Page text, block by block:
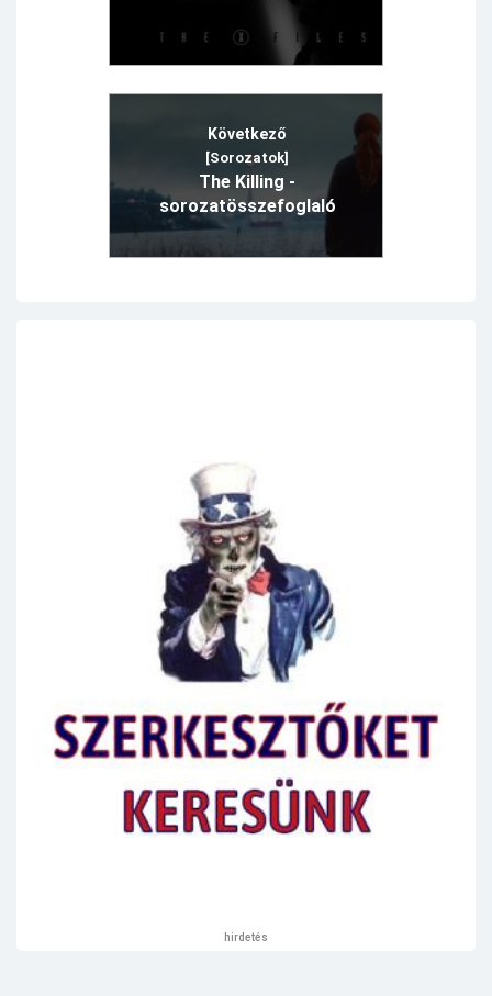
Következő
[Sorozatok]
The Killing -
sorozatösszefoglaló
hirdetés